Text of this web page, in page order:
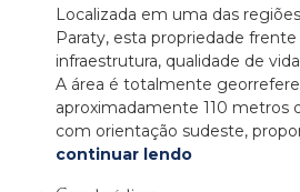
Localizada em uma das
Paraty, esta propriedade
infraestrutura, qualidade de
A área é totalmente
aproximadamente 110 metros
com orientação sudeste,
continuar lendo